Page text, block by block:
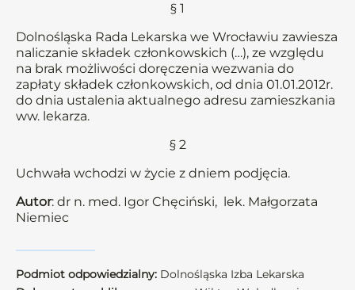
§ 1
Dolnośląska Rada Lekarska we Wrocławiu zawiesza
naliczanie składek członkowskich (…), ze względu
na brak możliwości doręczenia wezwania do
zapłaty składek członkowskich, od dnia 01.01.2012r.
do dnia ustalenia aktualnego adresu zamieszkania
ww. lekarza.
§ 2
Uchwała wchodzi w życie z dniem podjęcia.
Autor: dr n. med. Igor Chęciński, lek. Małgorzata
Niemiec
Podmiot odpowiedzialny: Dolnośląska Izba Lekarska